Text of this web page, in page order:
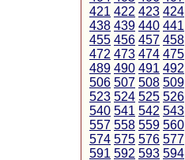
421 422 423 424
438 439 440 441
455 456 457 458
472 473 474 475
489 490 491 492
506 507 508 509
523 524 525 526
540 541 542 543
557 558 559 560
574 575 576 577
591 592 593 594